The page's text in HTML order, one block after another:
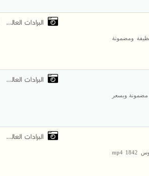
ومضمونة
البرادات العالمية
مضمونة وبسعر
البرادات العالمية
الإستثمار المربح يبدأ بإختيار رابح #للبيع شاحنه مرسيدس اكتروس 1842 mp4
البرادات العالمية